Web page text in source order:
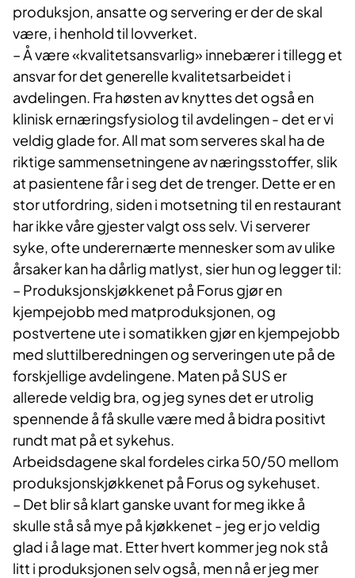
produksjon, ansatte og servering er der de skal
være, i henhold til lovverket.
– Å være «kvalitetsansvarlig» innebærer i tillegg et
ansvar for det generelle kvalitetsarbeidet i
avdelingen. Fra høsten av knyttes det også en
klinisk ernæringsfysiolog til avdelingen - det er vi
veldig glade for. All mat som serveres skal ha de
riktige sammensetningene av næringsstoffer, slik
at pasientene får i seg det de trenger. Dette er en
stor utfordring, siden i motsetning til en restaurant
har ikke våre gjester valgt oss selv. Vi serverer
syke, ofte underernærte mennesker som av ulike
årsaker kan ha dårlig matlyst, sier hun og legger til:
– Produksjonskjøkkenet på Forus gjør en
kjempejobb med matproduksjonen, og
postvertene ute i somatikken gjør en kjempejobb
med sluttilberedningen og serveringen ute på de
forskjellige avdelingene. Maten på SUS er
allerede veldig bra, og jeg synes det er utrolig
spennende å få skulle være med å bidra positivt
rundt mat på et sykehus.
Arbeidsdagene skal fordeles cirka 50/50 mellom
produksjonskjøkkenet på Forus og sykehuset.
– Det blir så klart ganske uvant for meg ikke å
skulle stå så mye på kjøkkenet - jeg er jo veldig
glad i å lage mat. Etter hvert kommer jeg nok stå
litt i produksjonen selv også, men nå er jeg mer